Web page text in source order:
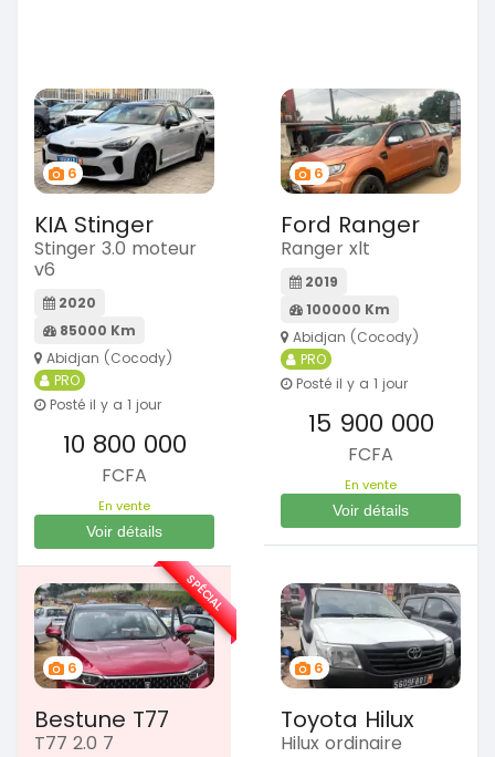
6
KIA Stinger
Stinger 3.0 moteur
v6
2020
85000 Km
Abidjan (Cocody)
PRO
Posté il y a 1 jour
10 800 000
FCFA
En vente
Voir détails
6
Ford Ranger
Ranger xlt
2019
100000 Km
Abidjan (Cocody)
PRO
Posté il y a 1 jour
15 900 000
FCFA
En vente
Voir détails
6
Bestune T77
T77 2.0 7
SPÉCIAL
6
Toyota Hilux
Hilux ordinaire